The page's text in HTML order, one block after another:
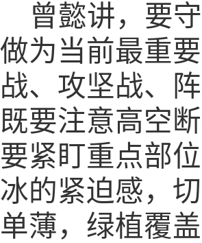
曾懿讲，要
做为当前最重
战、攻坚战、
既要注意高空
要紧盯重点部
冰的紧迫感，
单薄，绿植覆